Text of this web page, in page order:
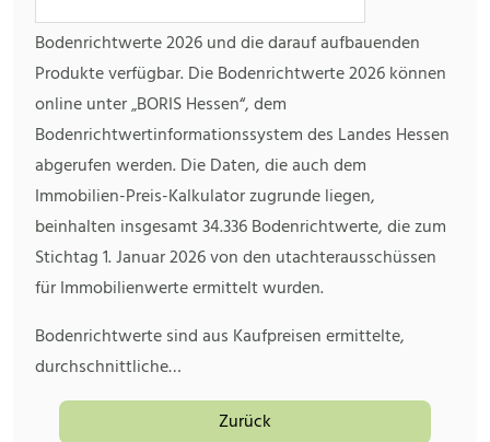
Bodenrichtwerte 2026 und die darauf aufbauenden
Produkte verfügbar. Die Bodenrichtwerte 2026 können
online unter „BORIS Hessen“, dem
Bodenrichtwertinformationssystem des Landes Hessen
abgerufen werden. Die Daten, die auch dem
Immobilien-Preis-Kalkulator zugrunde liegen,
beinhalten insgesamt 34.336 Bodenrichtwerte, die zum
Stichtag 1. Januar 2026 von den utachterausschüssen
für Immobilienwerte ermittelt wurden.
Bodenrichtwerte sind aus Kaufpreisen ermittelte,
durchschnittliche…
Zurück